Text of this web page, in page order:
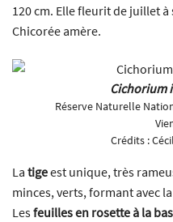
120 cm. Elle fleurit de juillet
Chicorée amère.
Cichorium
Réserve Naturelle
Crédits :
La tigeest unique, très
minces, verts, formant avec
Lesfeuilles en rosette à la